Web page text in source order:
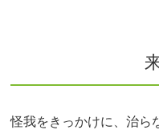
怪我をきっかけに、治ら